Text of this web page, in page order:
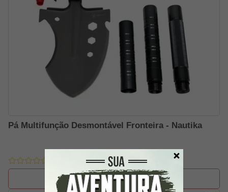
Pá Multifunção Desmontável Fronteira - Nautika
FORA DE ESTOQUE